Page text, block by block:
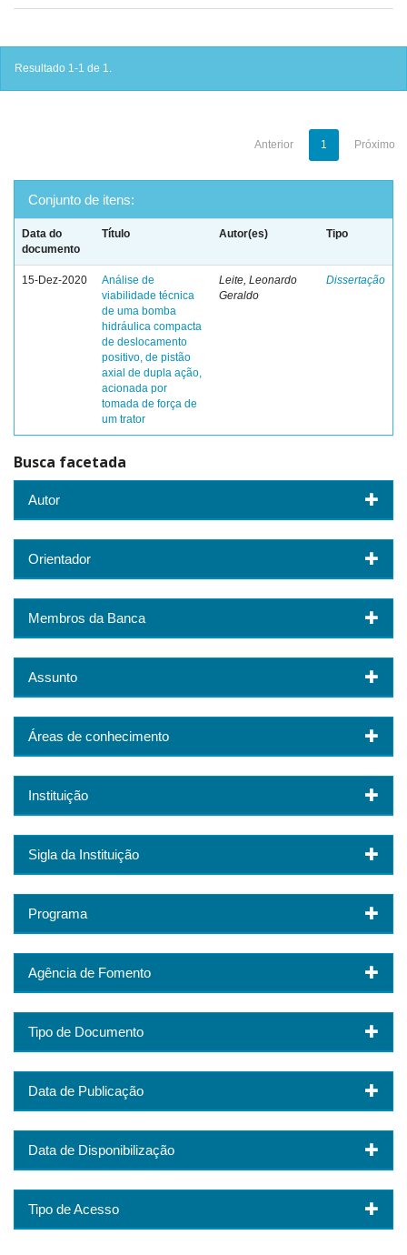
Resultado 1-1 de 1.
Anterior 1 Próximo
Conjunto de itens:
Data do
documento
Título Autor(es) Tipo
15-Dez-2020
Análise de
viabilidade técnica
de uma bomba
hidráulica compacta
de deslocamento
positivo, de pistão
axial de dupla ação,
acionada por
tomada de força de
um trator
Leite, Leonardo
Geraldo
Dissertação
Busca facetada
Autor
Orientador
Membros da Banca
Assunto
Áreas de conhecimento
Instituição
Sigla da Instituição
Programa
Agência de Fomento
Tipo de Documento
Data de Publicação
Data de Disponibilização
Tipo de Acesso